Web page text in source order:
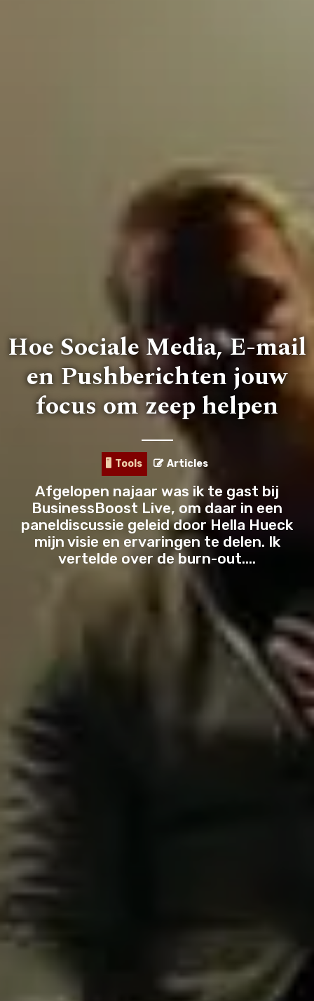
LANGUAGE: NL EN
ALL
BLOGS
VIDEO
🎙️ PODCAST
INTERVIEWS
TOOLS
LIFESTYLE
HOW-TO
Hoe Sociale Media, E-mail
en Pushberichten jouw
focus om zeep helpen
🖥️ Tools Articles
Afgelopen najaar was ik te gast bij
BusinessBoost Live, om daar in een
paneldiscussie geleid door Hella Hueck
mijn visie en ervaringen te delen. Ik
vertelde over de burn-out....